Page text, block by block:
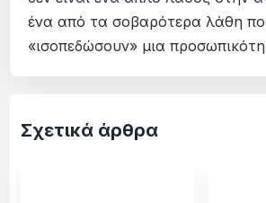
ένα από τα σοβαρότερα λάθη
«ισοπεδώσουν» μια
Σχετικά άρθρα